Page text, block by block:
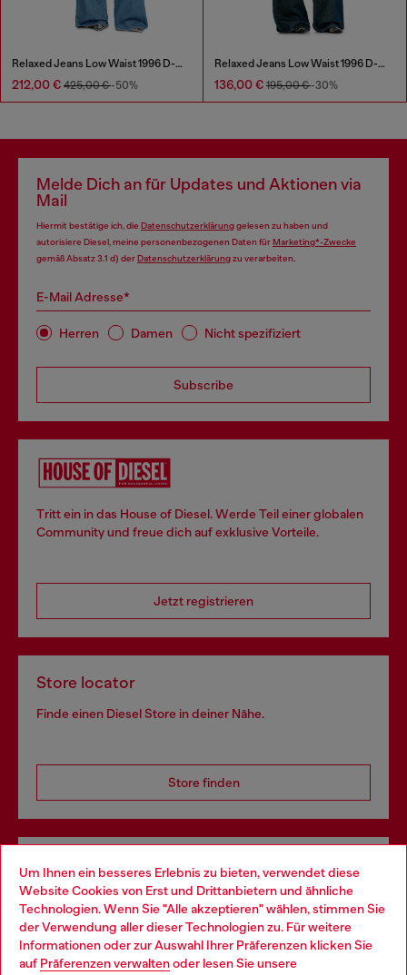
Um Ihnen ein besseres Erlebnis zu bieten, verwendet diese
Website Cookies von Erst und Drittanbietern und ähnliche
Technologien. Wenn Sie "Alle akzeptieren" wählen, stimmen Sie
der Verwendung aller dieser Technologien zu. Für weitere
Informationen oder zur Auswahl Ihrer Präferenzen klicken Sie
auf Präferenzen verwaltenoder lesen Sie unsere
Relaxed Jeans Low Waist 1996 D-Sire
212,00 € 425,00 €-50%
Relaxed Jeans Low Waist 1996 D-Sire
136,00 € 195,00 €-30%
Melde Dich an für Updates und Aktionen via
Mail
Hiermit bestätige ich, die Datenschutzerklärunggelesen zu haben und
autorisiere Diesel, meine personenbezogenen Daten fürMarketing*-Zwecke
gemäß Absatz 3.1 d) derDatenschutzerklärungzu verarbeiten.
E-Mail Adresse*
Herren Damen Nicht spezifiziert
Subscribe
Tritt ein in das House of Diesel. Werde Teil einer globalen
Community und freue dich auf exklusive Vorteile.
Jetzt registrieren
Store locator
Finde einen Diesel Store in deiner Nähe.
Store finden
Omnichannel-Services
Entdecke unser gesamtes Service-Angebot, online und
im Store.
Choose your location